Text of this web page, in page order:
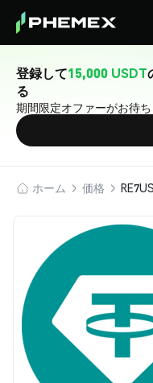
登録して15,000 USDT
る
期間限定オファーがお待ち
ホーム 価格